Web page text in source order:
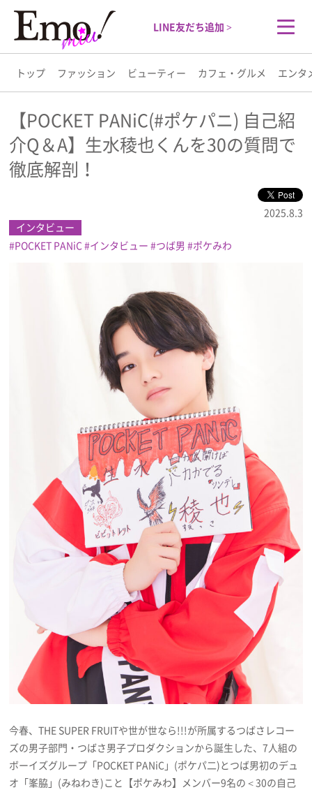
LINE友だち追加 >
トップ ファッション ビューティー カフェ・グルメ エンタ
トップ
ファッション
カフェ・グルメ
ライフスタイル
インタビュー
Emoメン
ランキング
プライバシーポリシー
利用規約
お問い合わせ
【POCKET PANiC(#ポケパニ) 自己紹
介Q＆A】生水稜也くんを30の質問で
徹底解剖！
2025.8.3
インタビュー
POCKET PANiC インタビュー つば男 ポケみわ
今春、THE SUPER FRUITや世が世なら!!!が所属するつばさレコー
ズの男子部門・つばさ男子プロダクションから誕生した、7人組の
ボーイズグループ「POCKET PANiC」(ポケパ二)とつば男初のデュ
オ「峯脇」(みねわき)こと【ポケみわ】メンバー9名の＜30の自己